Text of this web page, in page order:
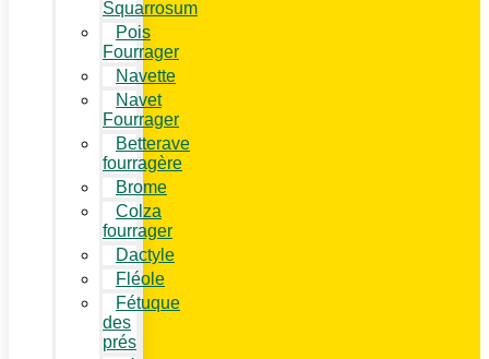
Squarrosum
Pois
Fourrager
Navette
Navet
Fourrager
Betterave
fourragère
Brome
Colza
fourrager
Dactyle
Fléole
Fétuque
des
prés